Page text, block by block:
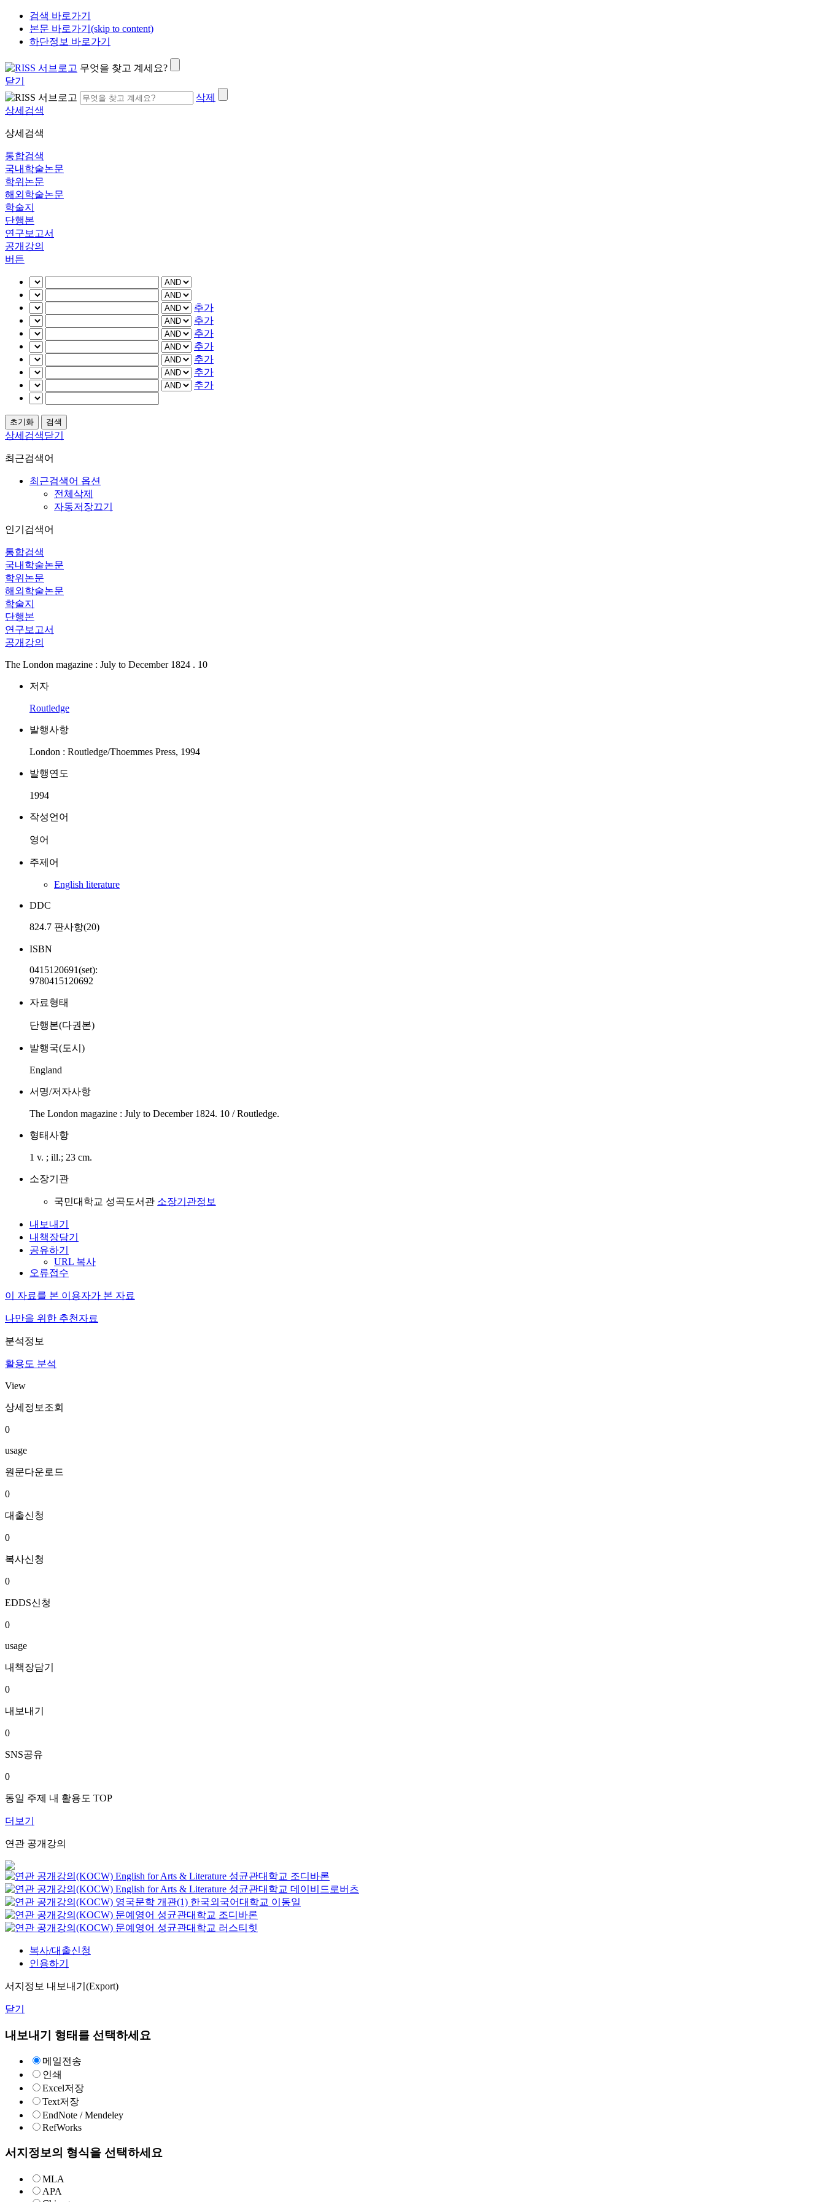
검색 바로가기
본문 바로가기(skip to content)
하단정보 바로가기
무엇을 찾고 계세요?
닫기
삭제
상세검색
상세검색
통합검색
국내학술논문
학위논문
해외학술논문
학술지
단행본
연구보고서
공개강의
버튼
추가
추가
추가
추가
추가
추가
추가
상세검색닫기
최근검색어
최근검색어 옵션
전체삭제
자동저장끄기
인기검색어
통합검색
국내학술논문
학위논문
해외학술논문
학술지
단행본
연구보고서
공개강의
The London magazine : July to December 1824 . 10
저자
Routledge
발행사항
London : Routledge/Thoemmes Press, 1994
발행연도
1994
작성언어
영어
주제어
English literature
DDC
824.7 판사항(20)
ISBN
0415120691(set):
9780415120692
자료형태
단행본(다권본)
발행국(도시)
England
서명/저자사항
The London magazine : July to December 1824. 10 / Routledge.
형태사항
1 v. ; ill.; 23 cm.
소장기관
국민대학교 성곡도서관 소장기관정보
내보내기
내책장담기
공유하기
URL 복사
오류접수
이 자료를 본 이용자가 본 자료
나만을 위한 추천자료
분석정보
활용도 분석
View
상세정보조회
0
usage
원문다운로드
0
대출신청
0
복사신청
0
EDDS신청
0
usage
내책장담기
0
내보내기
0
SNS공유
0
동일 주제 내 활용도 TOP
더보기
연관 공개강의
English for Arts & Literature 성균관대학교 조디바론
English for Arts & Literature 성균관대학교 데이비드로버츠
영국문학 개관(1) 한국외국어대학교 이동일
문예영어 성균관대학교 조디바론
문예영어 성균관대학교 러스티힛
복사/대출신청
인용하기
서지정보 내보내기(Export)
닫기
내보내기 형태를 선택하세요
메일전송
인쇄
Excel저장
Text저장
EndNote / Mendeley
RefWorks
서지정보의 형식을 선택하세요
MLA
APA